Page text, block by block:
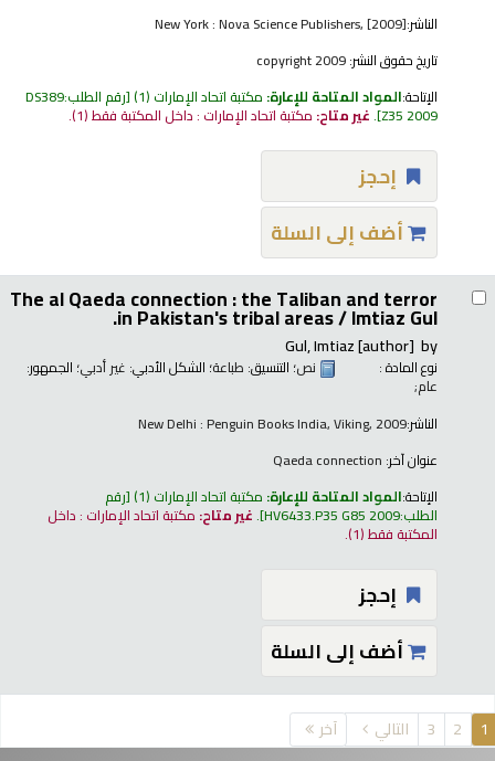
الناشر:New York : Nova Science Publishers, [2009]
تاريخ حقوق النشر:
الإتاحة:المواد المتاحة للإعارة: مكتبة اتحاد الإمارات (1) رقم الطلب:DS389
Z35 2009
.غير متاح: مكتبة اتحاد الإمارات : داخل المكتبة فقط(1).
إحجز
أضف إلى السلة
The al Qaeda connection : the Taliban and terror
in Pakistan's tribal areas /Imtiaz Gul.
by
Gul, Imtiaz[author]
نوع المادة : نص؛ التنسيق: طباعة؛ الشكل الأدبي: غير أدبي؛ الجمهور:
عام;
الناشر:New Delhi : Penguin Books India, Viking, 2009
عنوان آخر: Qaeda connection
الإتاحة:المواد المتاحة للإعارة: مكتبة اتحاد الإمارات (1) رقم
الطلب:HV6433.P35 G85 2009
.غير متاح: مكتبة اتحاد الإمارات : داخل
المكتبة فقط(1).
إحجز
أضف إلى السلة
1
2
3 التالي آخر